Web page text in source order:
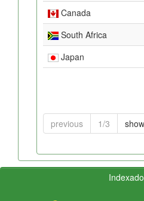
Canada
South Africa
Japan
previous 1/3